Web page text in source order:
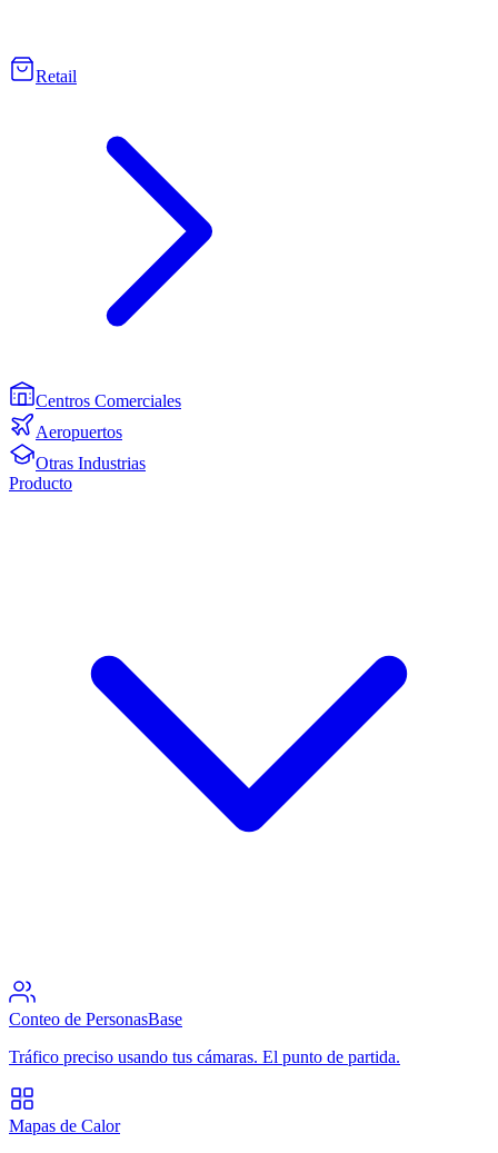
Retail
Centros Comerciales
Aeropuertos
Otras Industrias
Producto
Conteo de PersonasBase
Tráfico preciso usando tus cámaras. El punto de partida.
Mapas de Calor